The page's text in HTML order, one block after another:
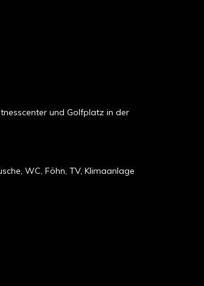
und Golfplatz in der
WC, Föhn, TV, Klimaanlage